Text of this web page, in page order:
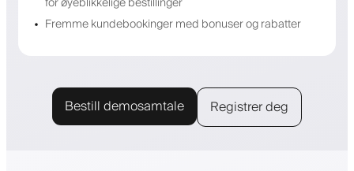
Fremme kundebookinger med bonuser og rabatter
Bestill demosamtale Registrer deg